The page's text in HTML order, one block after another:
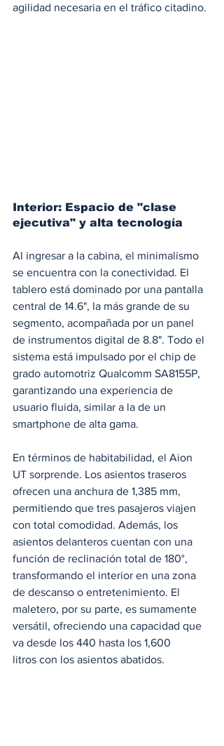
agilidad necesaria en el tráfico citadino.
Interior: Espacio de "clase
ejecutiva" y alta tecnología
Al ingresar a la cabina, el minimalismo
se encuentra con la conectividad. El
tablero está dominado por una pantalla
central de 14.6", la más grande de su
segmento, acompañada por un panel
de instrumentos digital de 8.8". Todo el
sistema está impulsado por el chip de
grado automotriz Qualcomm SA8155P,
garantizando una experiencia de
usuario fluida, similar a la de un
smartphone de alta gama.
En términos de habitabilidad, el Aion
UT sorprende. Los asientos traseros
ofrecen una anchura de 1,385 mm,
permitiendo que tres pasajeros viajen
con total comodidad. Además, los
asientos delanteros cuentan con una
función de reclinación total de 180°,
transformando el interior en una zona
de descanso o entretenimiento. El
maletero, por su parte, es sumamente
versátil, ofreciendo una capacidad que
va desde los 440 hasta los 1,600
litros con los asientos abatidos.